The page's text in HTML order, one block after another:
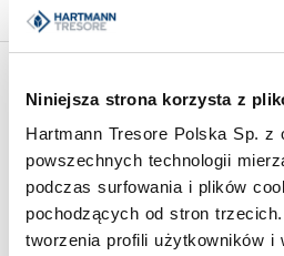
Niniejsza strona korzysta z
Hartmann Tresore Polska Sp.
powszechnych technologii
podczas surfowania i plików
pochodzących od stron trzecich.
tworzenia profili użytkowników i
Inspiracje